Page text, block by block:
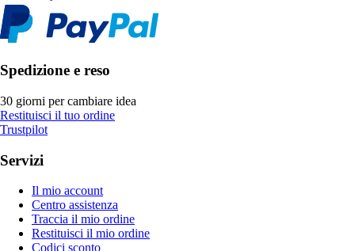
Spedizione e reso
30 giorni per cambiare idea
Restituisci il tuo ordine
Trustpilot
Servizi
Il mio account
Centro assistenza
Traccia il mio ordine
Restituisci il mio ordine
Codici sconto